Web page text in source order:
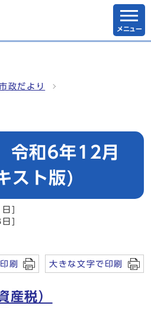
メニュー
政だより
和6年12月
スト版)
]
]
印刷 大きな文字で印刷
産税）